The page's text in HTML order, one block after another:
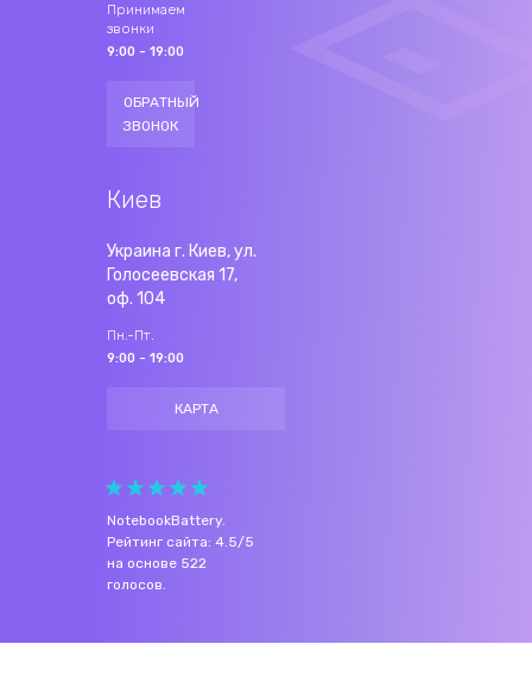
Принимаем
звонки
9:00 - 19:00
ОБРАТНЫЙ
ЗВОНОК
Киев
Украина г. Киев, ул.
Голосеевская 17,
оф. 104
Пн.-Пт.
9:00 - 19:00
КАРТА
NotebookBattery.
Рейтинг сайта: 4.5/5
на основе 522
голосов.